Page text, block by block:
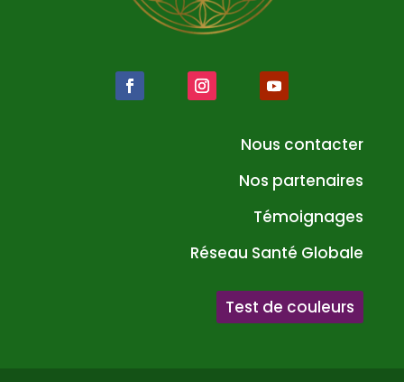
Nous contacter
Nos partenaires
Témoignages
Réseau Santé Globale
Test de couleurs